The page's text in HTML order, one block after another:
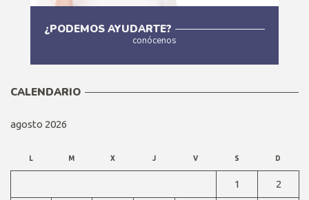
¿PODEMOS AYUDARTE?
conócenos
CALENDARIO
agosto 2026
L M X J V S D
1 2